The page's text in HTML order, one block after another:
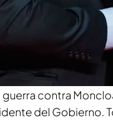
la Medalla
del mundo que
Diego Arce
en el
argentino han
las líneas en común
contra
del Gobierno.